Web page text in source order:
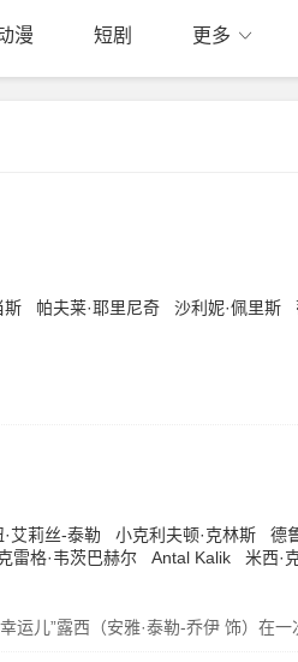
漫 短剧 更多
斯 帕夫莱·耶里尼奇 沙利妮·佩里斯
·艾莉丝-泰勒 小克利夫顿·克林斯 德
雷格·韦茨巴赫尔 Antal Kalik 米西·
运儿”露西（安雅·泰勒-乔伊 饰）